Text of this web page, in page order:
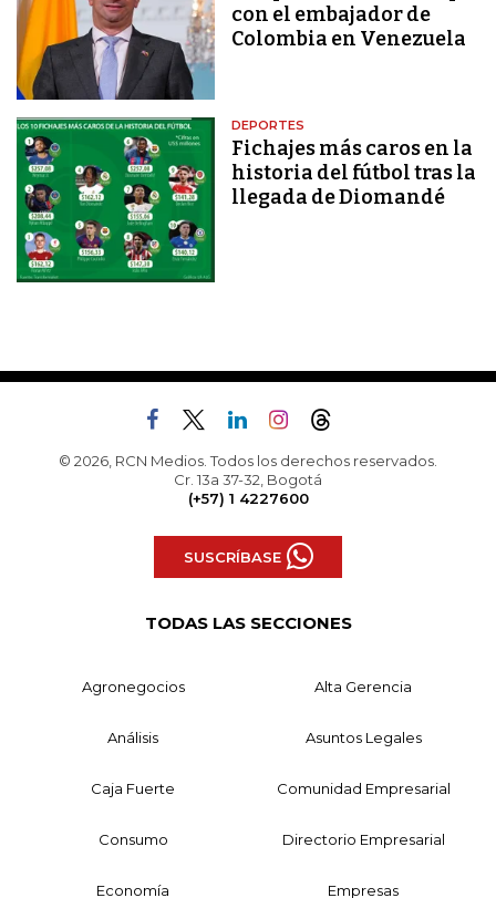
con el embajador de
Colombia en Venezuela
DEPORTES
Fichajes más caros en la
historia del fútbol tras la
llegada de Diomandé
© 2026, RCN Medios. Todos los derechos reservados.
Cr. 13a 37-32, Bogotá
(+57) 1 4227600
SUSCRÍBASE
TODAS LAS SECCIONES
Agronegocios Alta Gerencia
Análisis Asuntos Legales
Caja Fuerte Comunidad Empresarial
Consumo Directorio Empresarial
Economía Empresas